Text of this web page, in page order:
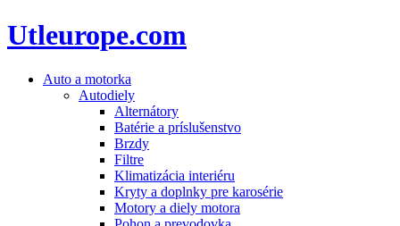
Utleurope.com
Auto a motorka
Autodiely
Alternátory
Batérie a príslušenstvo
Brzdy
Filtre
Klimatizácia interiéru
Kryty a doplnky pre karosérie
Motory a diely motora